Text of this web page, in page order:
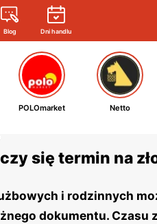
Blog Dni handlu
POLOmarket Netto
się termin na
i rodzinnych
dokumentu. Czasu